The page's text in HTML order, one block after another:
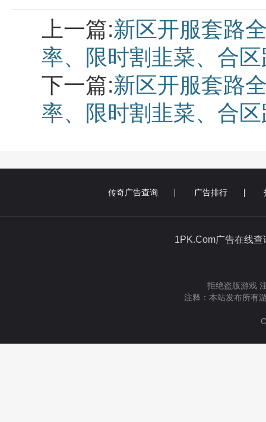
上一篇:新区开服套路
率、限时割韭菜、合
下一篇:新区开服套路
率、限时割韭菜、合
传奇广告查询 广告排行
1PK.Com广告在
拒绝盗版游戏
注释：本站发布所有